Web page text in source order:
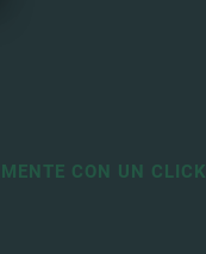
CON UN CLICK